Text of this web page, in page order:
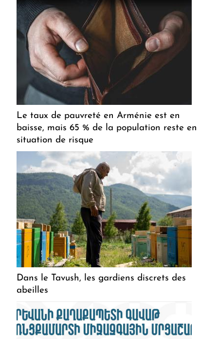
Le taux de pauvreté en Arménie est en
baisse, mais 65 % de la population reste en
situation de risque
Dans le Tavush, les gardiens discrets des
abeilles